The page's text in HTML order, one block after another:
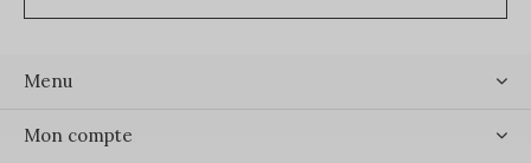
Menu
Mon compte